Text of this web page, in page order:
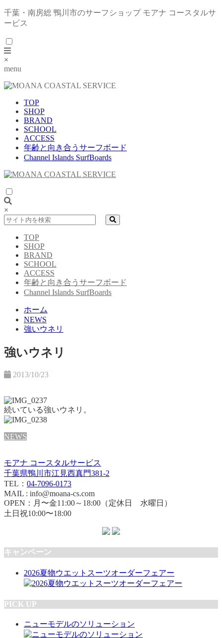
千葉・南房総 鴨川市のサーフショップ モアナ コースタルサ
ービス
×
menu
TOP
SHOP
BRAND
SCHOOL
ACCESS
年齢と向き合うサーフボード
Channel Islands SurfBoards
×
TOP
SHOP
BRAND
SCHOOL
ACCESS
年齢と向き合うサーフボード
Channel Islands SurfBoards
ホーム
NEWS
強いウネリ
強いウネリ
2013/10/23
続いている強いウネリ。
NEWS
モアナ コースタルサービス
千葉県鴨川市江見西真門381-2
TEL： 04-7096-0173
MAIL : info@moana-cs.com
OPEN：月〜金11:00～18:00（定休日 水曜日）
土日祝10:00〜18:00
キャンペーン
2026夏物ウエットスーツオーダーフェアー
PICK UP
ニューモデルのソリューション